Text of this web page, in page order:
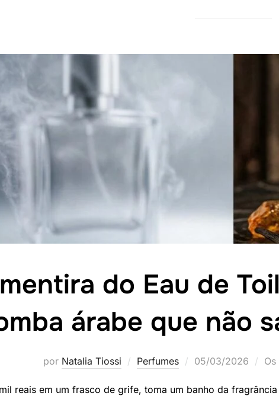
do Eau de
árabe que não
por Natalia Tiossi Perfumes
Postado
05/03/2026
reais em um frasco de grife, toma um banho da